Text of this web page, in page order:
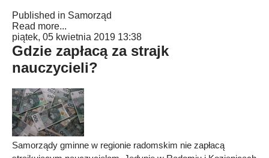
Published in Samorząd
Read more...
piątek, 05 kwietnia 2019 13:38
Gdzie zapłacą za strajk
nauczycieli?
Samorządy gminne w regionie radomskim nie zapłacą